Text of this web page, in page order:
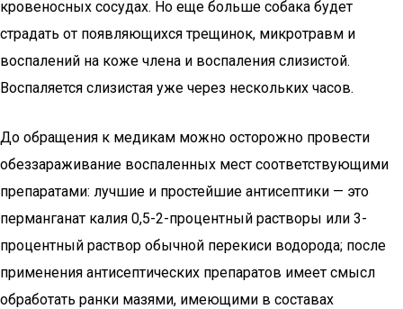
кровеносных сосудах. Но еще больше собака будет
страдать от появляющихся трещинок, микротравм и
воспалений на коже члена и воспаления слизистой.
Воспаляется слизистая уже через нескольких часов.
До обращения к медикам можно осторожно провести
обеззараживание воспаленных мест соответствующими
препаратами: лучшие и простейшие антисептики — это
перманганат калия 0,5-2-процентный растворы или 3-
процентный раствор обычной перекиси водорода; после
применения антисептических препаратов имеет смысл
обработать ранки мазями, имеющими в составах